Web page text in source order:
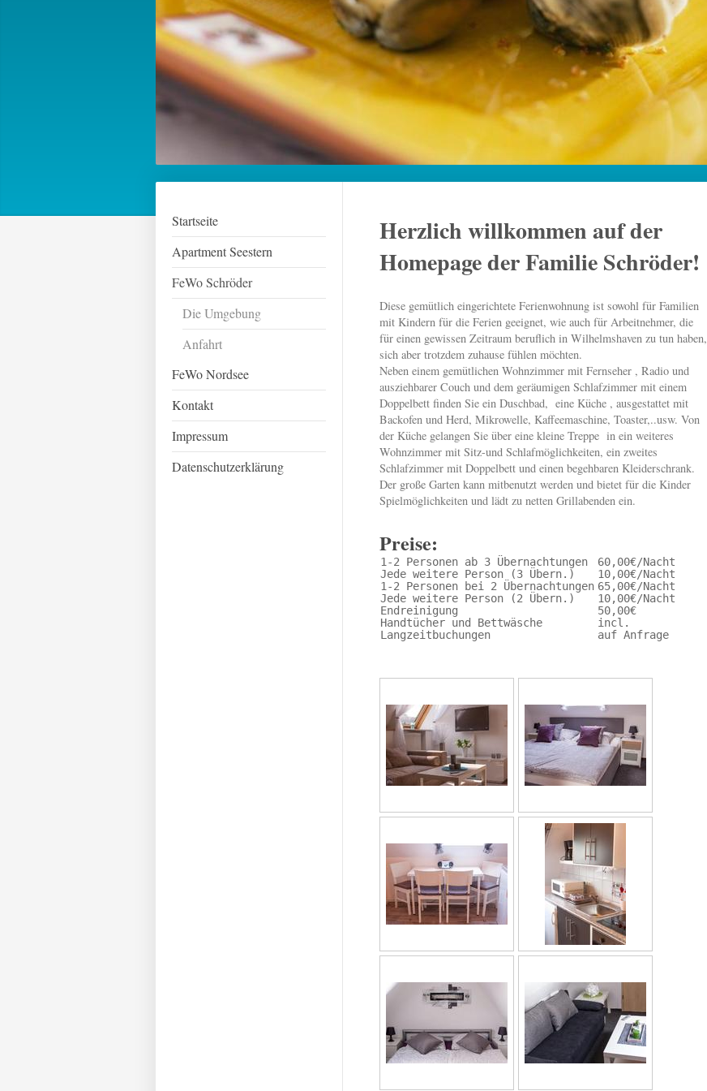
Startseite
Apartment Seestern
FeWo Schröder
Die Umgebung
Anfahrt
FeWo Nordsee
Kontakt
Impressum
Datenschutzerklärung
Herzlich willkommen auf der
Homepage der Familie Schröder!
Diese gemütlich eingerichtete Ferienwohnung ist sowohl für Familien
mit Kindern für die Ferien geeignet, wie auch für Arbeitnehmer, die
für einen gewissen Zeitraum beruflich in Wilhelmshaven zu tun haben,
sich aber trotzdem zuhause fühlen möchten.
Neben einem gemütlichen Wohnzimmer mit Fernseher , Radio und
ausziehbarer Couch und dem geräumigen Schlafzimmer mit einem
Doppelbett finden Sie ein Duschbad, eine Küche , ausgestattet mit
Backofen und Herd, Mikrowelle, Kaffeemaschine, Toaster,..usw. Von
der Küche gelangen Sie über eine kleine Treppe in ein weiteres
Wohnzimmer mit Sitz-und Schlafmöglichkeiten, ein zweites
Schlafzimmer mit Doppelbett und einen begehbaren Kleiderschrank.
Der große Garten kann mitbenutzt werden und bietet für die Kinder
Spielmöglichkeiten und lädt zu netten Grillabenden ein.
Preise:
1-2 Personen ab 3 Übernachtungen
60,00€/Nacht
Jede weitere Person (3 Übern.)
10,00€/Nacht
1-2 Personen bei 2 Übernachtungen 65,00€/Nacht
Jede weitere Person (2 Übern.)
10,00€/Nacht
Endreinigung
50,00€
Handtücher und Bettwäsche
incl.
Langzeitbuchungen
auf Anfrage